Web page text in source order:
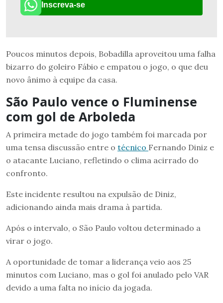
Inscreva-se
Poucos minutos depois, Bobadilla aproveitou uma falha
bizarro do goleiro Fábio e empatou o jogo, o que deu
novo ânimo à equipe da casa.
São Paulo vence o Fluminense
com gol de Arboleda
A primeira metade do jogo também foi marcada por
uma tensa discussão entre o técnico Fernando Diniz e
o atacante Luciano, refletindo o clima acirrado do
confronto.
Este incidente resultou na expulsão de Diniz,
adicionando ainda mais drama à partida.
Após o intervalo, o São Paulo voltou determinado a
virar o jogo.
A oportunidade de tomar a liderança veio aos 25
minutos com Luciano, mas o gol foi anulado pelo VAR
devido a uma falta no início da jogada.